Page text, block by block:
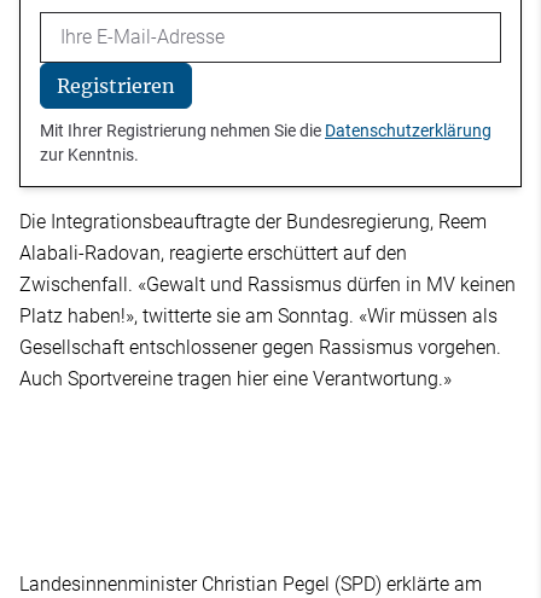
Email
Registrieren
Mit Ihrer Registrierung nehmen Sie die Datenschutzerklärung
zur Kenntnis.
Die Integrationsbeauftragte der Bundesregierung, Reem
Alabali-Radovan, reagierte erschüttert auf den
Zwischenfall. «Gewalt und Rassismus dürfen in MV keinen
Platz haben!», twitterte sie am Sonntag. «Wir müssen als
Gesellschaft entschlossener gegen Rassismus vorgehen.
Auch Sportvereine tragen hier eine Verantwortung.»
Landesinnenminister Christian Pegel (SPD) erklärte am